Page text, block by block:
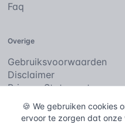
Faq
Overige
Gebruiksvoorwaarden
Disclaimer
Privacy Statement
Cookies
🍪 We gebruiken cookies
ervoor te zorgen dat